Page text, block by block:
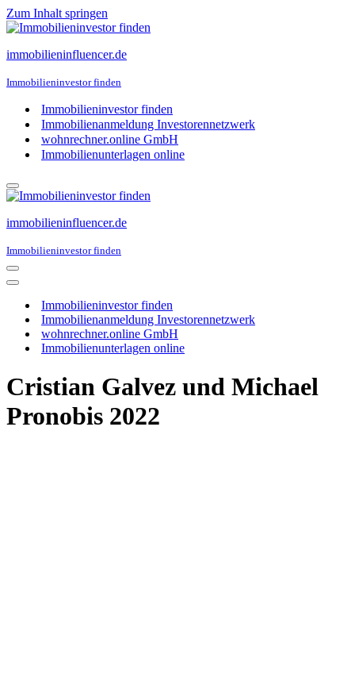
Zum Inhalt springen
immobilieninfluencer.de
Immobilieninvestor finden
Immobilieninvestor finden
Immobilienanmeldung Investorennetzwerk
wohnrechner.online GmbH
Immobilienunterlagen online
Navigations-
Menü
immobilieninfluencer.de
Immobilieninvestor finden
Navigations-
Menü
Navigations-
Immobilieninvestor finden
Immobilienanmeldung Investorennetzwerk
wohnrechner.online GmbH
Immobilienunterlagen online
Cristian Galvez und Michael
Pronobis 2022